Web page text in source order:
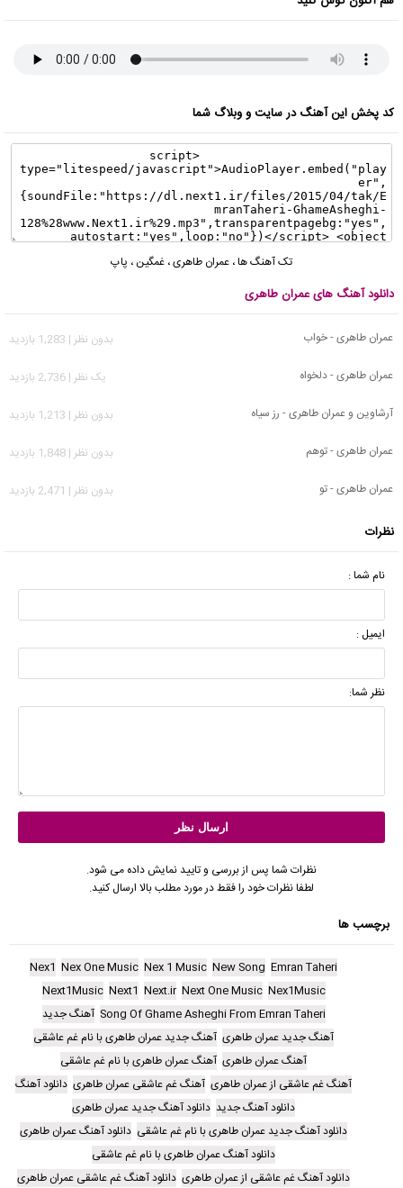
کد پخش این آهنگ در سایت و وبلاگ شما
تک آهنگ ها، عمران طاهری، غمگین ، پاپ
دانلود آهنگ های عمران طاهری
عمران طاهری - خواب
بدون نظر | 1,283 بازدید
عمران طاهری - دلخواه
يک نظر | 2,736 بازدید
آرشاوین و عمران طاهری - رز سیاه
بدون نظر | 1,213 بازدید
عمران طاهری - توهم
بدون نظر | 1,848 بازدید
عمران طاهری - تو
بدون نظر | 2,471 بازدید
نظرات
نام شما :
ایمیل :
نظر شما:
نظرات شما پس از بررسی و تایید نمایش داده می شود.
لطفا نظرات خود را فقط در مورد مطلب بالا ارسال کنید.
برچسب ها
Emran Taheri
New Song
Nex 1 Music
Nex One Music
Nex1
Nex1Music
Next One Music
Next.ir
Next1
Next1Music
Song Of Ghame Asheghi From Emran Taheri آهنگ جدید
آهنگ جدید عمران طاهری آهنگ جدید عمران طاهری با نام غم عاشقی
آهنگ عمران طاهری آهنگ عمران طاهری با نام غم عاشقی
آهنگ غم عاشقی از عمران طاهری آهنگ غم عاشقی عمران طاهری دانلود آهنگ
دانلود آهنگ جدید دانلود آهنگ جدید عمران طاهری
دانلود آهنگ جدید عمران طاهری با نام غم عاشقی دانلود آهنگ عمران طاهری
دانلود آهنگ عمران طاهری با نام غم عاشقی
دانلود آهنگ غم عاشقی از عمران طاهری دانلود آهنگ غم عاشقی عمران طاهری